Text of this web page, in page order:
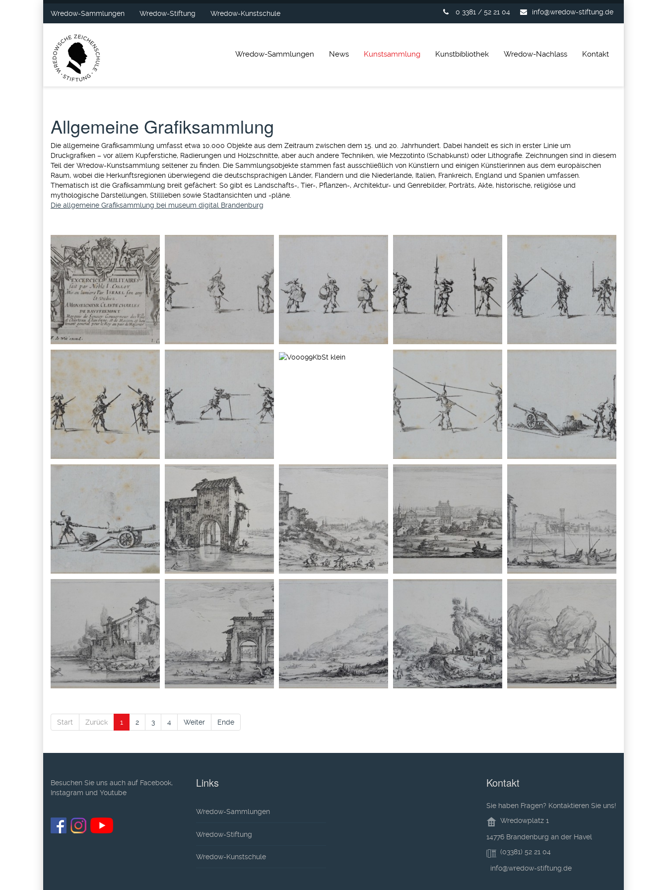
Wredow-Sammlungen Wredow-Stiftung Wredow-Kunstschule 0 3381 / 52 21 04 info@wredow-stiftung.de
Wredow-Sammlungen News Kunstsammlung Kunstbibliothek Wredow-Nachlass Kontakt
Allgemeine Grafiksammlung
Die allgemeine Grafiksammlung umfasst etwa 10.000 Objekte aus dem Zeitraum zwischen dem 15. und 20. Jahrhundert. Dabei handelt es sich in erster Linie um
Druckgrafiken – vor allem Kupferstiche, Radierungen und Holzschnitte, aber auch andere Techniken, wie Mezzotinto (Schabkunst) oder Lithografie. Zeichnungen sind in diesem
Teil der Wredow-Kunstsammlung seltener zu finden. Die Sammlungsobjekte stammen fast ausschließlich von Künstlern und einigen Künstlerinnen aus dem europäischen
Raum, wobei die Herkunftsregionen überwiegend die deutschsprachigen Länder, Flandern und die Niederlande, Italien, Frankreich, England und Spanien umfassen.
Thematisch ist die Grafiksammlung breit gefächert: So gibt es Landschafts-, Tier-, Pflanzen-, Architektur- und Genrebilder, Porträts, Akte, historische, religiöse und
mythologische Darstellungen, Stillleben sowie Stadtansichten und -pläne.
Die allgemeine Grafiksammlung bei museum digital Brandenburg
Start Zurück 1 2 3 4 Weiter Ende
Besuchen Sie uns auch auf Facebook,
Instagram und Youtube
Links
Wredow-Sammlungen
Wredow-Stiftung
Wredow-Kunstschule
Kontakt
Sie haben Fragen? Kontaktieren Sie uns!
Wredowplatz 1
14776 Brandenburg an der Havel
(03381) 52 21 04
info@wredow-stiftung.de